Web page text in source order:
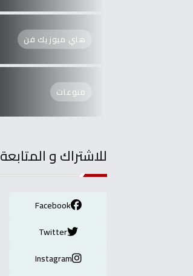
هاي ميوزيك فن
منوعات
للاشتراك و المتابعة
Facebook
Twitter
Instagram